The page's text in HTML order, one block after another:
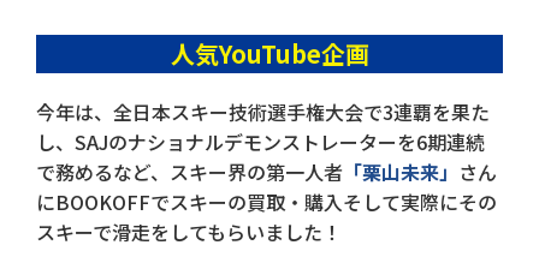
人気YouTube企画
今年は、全日本スキー技術選手権大会で3連覇を果た
し、SAJのナショナルデモンストレーターを6期連続
で務めるなど、スキー界の第一人者 「栗山未来」 さん
にBOOKOFFでスキーの買取・購入そして実際にその
スキーで滑走をしてもらいました！